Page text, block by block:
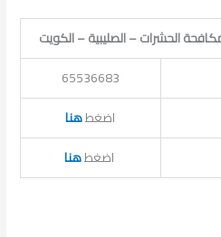
الحشرات – الصليبية – الكويت
65536683
اضغطهنا
اضغطهنا